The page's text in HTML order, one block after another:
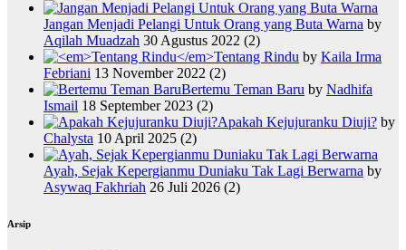
Jangan Menjadi Pelangi Untuk Orang yang Buta Warna by
Aqilah Muadzah 30 Agustus 2022 (2)
Tentang Rindu by Kaila Irma
Febriani 13 November 2022 (2)
Bertemu Teman Baru by Nadhifa
Ismail 18 September 2023 (2)
Apakah Kejujuranku Diuji? by
Chalysta 10 April 2025 (2)
Ayah, Sejak Kepergianmu Duniaku Tak Lagi Berwarna by
Asywaq Fakhriah 26 Juli 2026 (2)
Arsip